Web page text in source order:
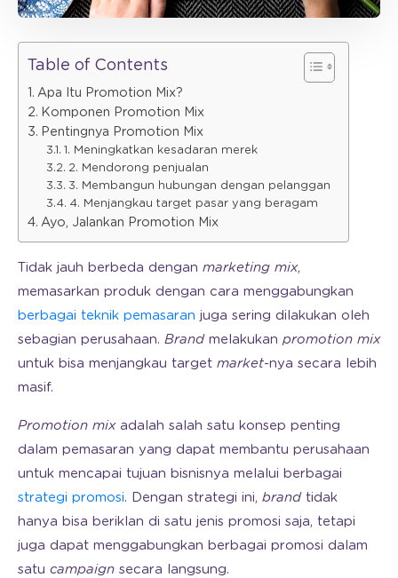
Table of Contents
Apa Itu Promotion Mix?
Komponen Promotion Mix
Pentingnya Promotion Mix
1. Meningkatkan kesadaran merek
2. Mendorong penjualan
3. Membangun hubungan dengan pelanggan
4. Menjangkau target pasar yang beragam
Ayo, Jalankan Promotion Mix
Tidak jauh berbeda dengan marketing mix,
memasarkan produk dengan cara menggabungkan
berbagai teknik pemasaran juga sering dilakukan oleh
sebagian perusahaan. Brand melakukan promotion mix
untuk bisa menjangkau target market-nya secara lebih
masif.
Promotion mixadalah salah satu konsep penting
dalam pemasaran yang dapat membantu perusahaan
untuk mencapai tujuan bisnisnya melalui berbagai
strategi promosi. Dengan strategi ini, brand tidak
hanya bisa beriklan di satu jenis promosi saja, tetapi
juga dapat menggabungkan berbagai promosi dalam
satu campaign secara langsung.